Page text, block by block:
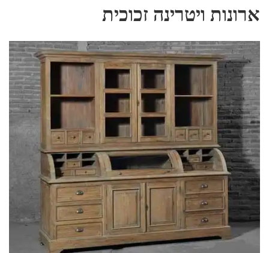
ארונות ויטרינה זכוכית